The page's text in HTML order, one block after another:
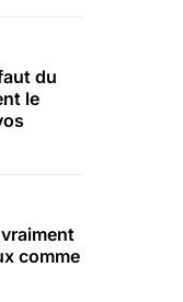
du
le
comme